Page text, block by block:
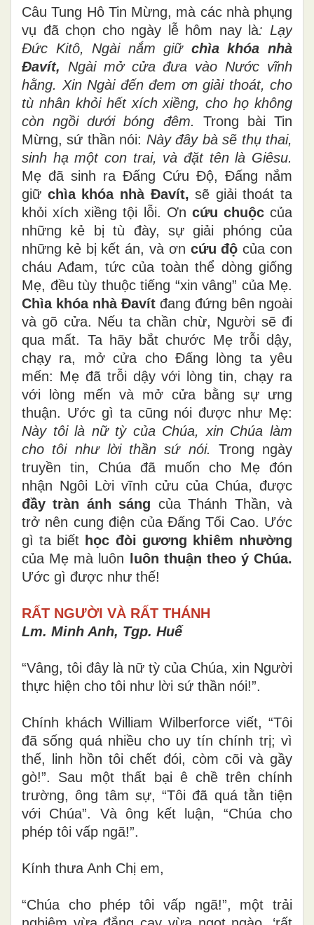
Câu Tung Hô Tin Mừng, mà các nhà phụng
vụ đã chọn cho ngày lễ hôm nay là: Lạy
Đức Kitô, Ngài nắm giữ chìa khóa nhà
Đavít, Ngài mở cửa đưa vào Nước vĩnh
hằng. Xin Ngài đến đem ơn giải thoát, cho
tù nhân khỏi hết xích xiềng, cho họ không
còn ngồi dưới bóng đêm. Trong bài Tin
Mừng, sứ thần nói: Này đây bà sẽ thụ thai,
sinh hạ một con trai, và đặt tên là Giêsu.
Mẹ đã sinh ra Đấng Cứu Độ, Đấng nắm
giữ chìa khóa nhà Đavít, sẽ giải thoát ta
khỏi xích xiềng tội lỗi. Ơn cứu chuộccủa
những kẻ bị tù đày, sự giải phóng của
những kẻ bị kết án, và ơn cứu độ của con
cháu Ađam, tức của toàn thể dòng giống
Mẹ, đều tùy thuộc tiếng “xin vâng” của Mẹ.
Chìa khóa nhà Đavít đang đứng bên ngoài
và gõ cửa. Nếu ta chần chừ, Người sẽ đi
qua mất. Ta hãy bắt chước Mẹ trỗi dậy,
chạy ra, mở cửa cho Đấng lòng ta yêu
mến: Mẹ đã trỗi dậy với lòng tin, chạy ra
với lòng mến và mở cửa bằng sự ưng
thuận. Ước gì ta cũng nói được như Mẹ:
Này tôi là nữ tỳ của Chúa, xin Chúa làm
cho tôi như lời thần sứ nói.
Trong ngày
truyền tin, Chúa đã muốn cho Mẹ đón
nhận Ngôi Lời vĩnh cửu của Chúa, được
đầy tràn ánh sáng của Thánh Thần, và
trở nên cung điện của Đấng Tối Cao. Ước
gì ta biết học đòi gương khiêm nhường
của Mẹ mà luôn luôn thuận theo ý Chúa.
Ước gì được như thế!
RẤT NGƯỜI VÀ RẤT THÁNH
Lm. Minh Anh, Tgp. Huế
“Vâng, tôi đây là nữ tỳ của Chúa, xin Người
thực hiện cho tôi như lời sứ thần nói!”.
Chính khách William Wilberforce viết, “Tôi
đã sống quá nhiều cho uy tín chính trị; vì
thế, linh hồn tôi chết đói, còm cõi và gầy
gò!”. Sau một thất bại ê chề trên chính
trường, ông tâm sự, “Tôi đã quá tằn tiện
với Chúa”. Và ông kết luận, “Chúa cho
phép tôi vấp ngã!”.
Kính thưa Anh Chị em,
“Chúa cho phép tôi vấp ngã!”, một trải